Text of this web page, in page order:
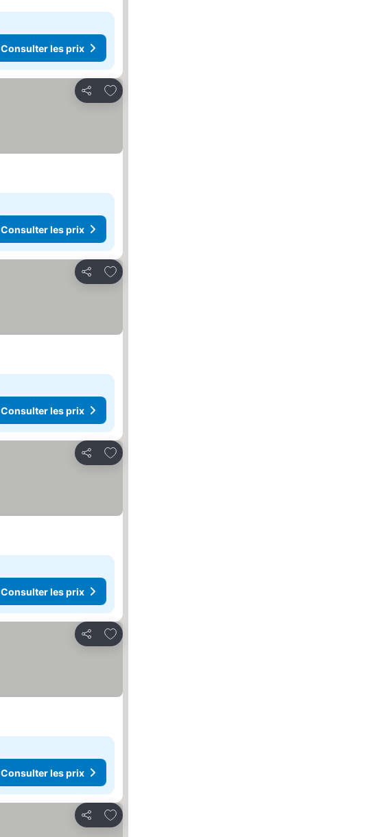
Consulter les prix
Partager
Ajouter à mes favoris
Consulter les prix
Partager
Ajouter à mes favoris
Consulter les prix
Partager
Ajouter à mes favoris
Consulter les prix
Partager
Ajouter à mes favoris
Consulter les prix
Partager
Ajouter à mes favoris